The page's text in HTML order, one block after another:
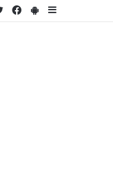
PlayStore
Facebook
Twitter